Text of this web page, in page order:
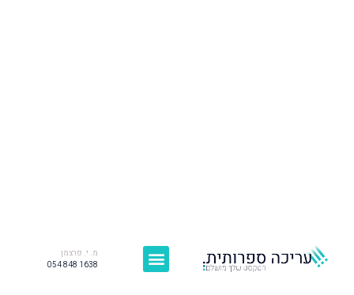
מ. י. פרצמן
054 848 1638